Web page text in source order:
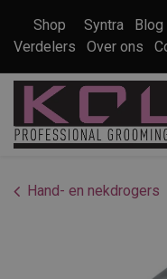
Shop Syntra Blog
Verdelers
Over ons
Hand- en nekdrogers